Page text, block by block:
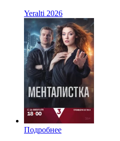
Yeralti 2026
Подробнее